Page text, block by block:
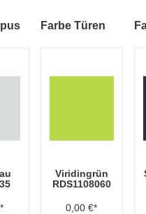
Farbe Türen
Viridingrün
RDS1108060
0,00 €*